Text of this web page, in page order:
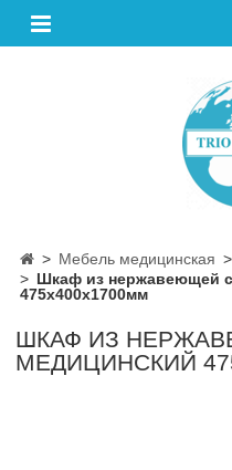
Мебель медицинская
Шкаф из нержавеющей
475х400х1700мм
ШКАФ ИЗ
МЕДИЦИНСКИЙ